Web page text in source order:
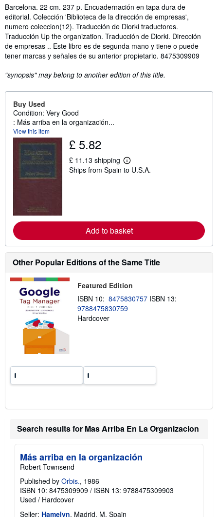
Synopsis
Barcelona. 22 cm. 237 p. Encuadernación en tapa dura de
editorial. Colección 'Biblioteca de la dirección de empresas',
numero coleccion(12). Traducción de Diorki traductores.
Traducción Up the organization. Traducción de Diorki. Dirección
de empresas .. Este libro es de segunda mano y tiene o puede
tener marcas y señales de su anterior propietario. 8475309909
"synopsis" may belong to another edition of this title.
Buy Used
Condition: Very Good
: Más arriba en la organización...
View this item
£ 5.82
£ 11.13 shipping
L
e
e
a
u
s
p
p
i
n
Ships from Spain to U.S.A.
Add to basket
Other Popular Editions of the Same Title
Featured Edition
ISBN 10: 8475830757 ISBN 13:
9788475830759
Hardcover
Search results for Mas Arriba En La Organizacion
Más arriba en la organización
Robert Townsend
Published by Orbis., 1986
ISBN 10: 8475309909 / ISBN 13: 9788475309903
Used / Hardcover
Seller: Hamelyn, Madrid, M, Spain